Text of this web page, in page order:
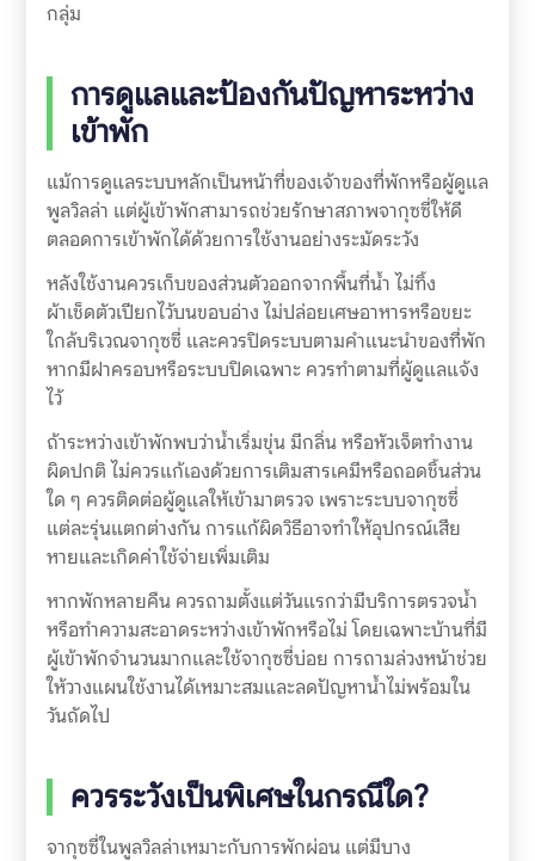
กลุ่ม
การดูแลและป้องกันปัญหาระหว่าง
เข้าพัก
แม้การดูแลระบบหลักเป็นหน้าที่ของเจ้าของที่พักหรือผู้ดูแล
พูลวิลล่า แต่ผู้เข้าพักสามารถช่วยรักษาสภาพจากุซซี่ให้ดี
ตลอดการเข้าพักได้ด้วยการใช้งานอย่างระมัดระวัง
หลังใช้งานควรเก็บของส่วนตัวออกจากพื้นที่น้ำ ไม่ทิ้ง
ผ้าเช็ดตัวเปียกไว้บนขอบอ่าง ไม่ปล่อยเศษอาหารหรือขยะ
ใกล้บริเวณจากุซซี่ และควรปิดระบบตามคำแนะนำของที่พัก
หากมีฝาครอบหรือระบบปิดเฉพาะ ควรทำตามที่ผู้ดูแลแจ้ง
ไว้
ถ้าระหว่างเข้าพักพบว่าน้ำเริ่มขุ่น มีกลิ่น หรือหัวเจ็ตทำงาน
ผิดปกติ ไม่ควรแก้เองด้วยการเติมสารเคมีหรือถอดชิ้นส่วน
ใด ๆ ควรติดต่อผู้ดูแลให้เข้ามาตรวจ เพราะระบบจากุซซี่
แต่ละรุ่นแตกต่างกัน การแก้ผิดวิธีอาจทำให้อุปกรณ์เสีย
หายและเกิดค่าใช้จ่ายเพิ่มเติม
หากพักหลายคืน ควรถามตั้งแต่วันแรกว่ามีบริการตรวจน้ำ
หรือทำความสะอาดระหว่างเข้าพักหรือไม่ โดยเฉพาะบ้านที่มี
ผู้เข้าพักจำนวนมากและใช้จากุซซี่บ่อย การถามล่วงหน้าช่วย
ให้วางแผนใช้งานได้เหมาะสมและลดปัญหาน้ำไม่พร้อมใน
วันถัดไป
ควรระวังเป็นพิเศษในกรณีใด?
จากุซซี่ในพูลวิลล่าเหมาะกับการพักผ่อน แต่มีบาง